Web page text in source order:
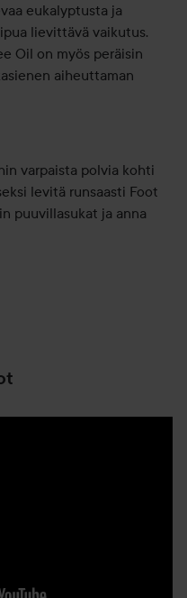
eukalyptusta ja
lievittävä vaikutus.
Oil on myös peräisin
aiheuttaman
varpaista polvia kohti
levitä runsaasti Foot
puuvillasukat ja anna